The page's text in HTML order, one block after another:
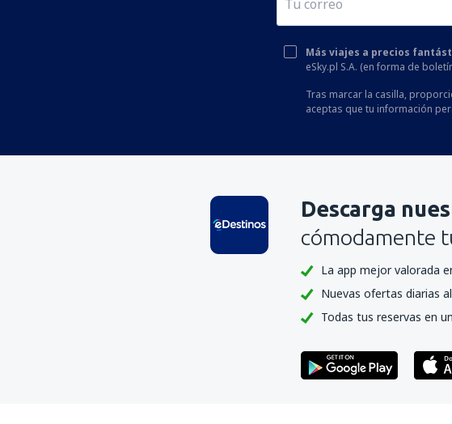
Más viajes a precios
eSky.pl S.A. (en forma de
Tras marcar la casilla,
aceptas que tu información
Descarga
cómodamente
La app mejor valorada
Nuevas ofertas diarias
Todas tus reservas en